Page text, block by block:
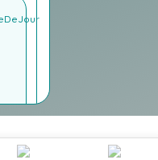
13 h 30
h à 20 h